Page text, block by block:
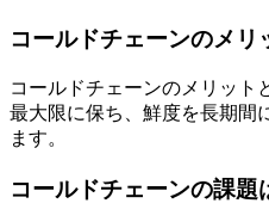
コールドチェーンのメリ
コールドチェーンのメリット
最大限に保ち、鮮度を長期間
ます。
コールドチェーンの課題